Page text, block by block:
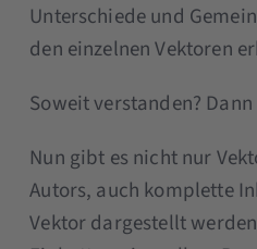
Unterschiede und
den einzelnen Vektoren
Soweit verstanden?
Nun gibt es nicht nur
Autors, auch komplette
Vektor dargestellt